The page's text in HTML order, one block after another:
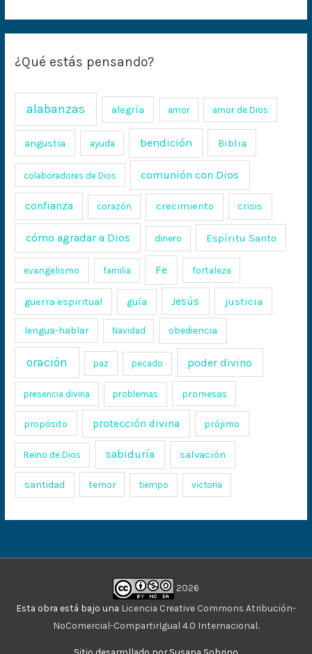
¿Qué estás pensando?
alabanzas alegría amor amor de Dios
angustia ayuda bendición Biblia
colaboradores de Dios comunión con Dios
confianza corazón crecimiento crisis
cómo agradar a Dios dinero Espíritu Santo
evangelismo familia Fe fortaleza
guerra espiritual guía Jesús justicia
lengua-hablar Navidad obediencia
oración paz pecado poder divino
presencia divina problemas promesas
propósito protección divina prójimo
Reino de Dios sabiduría salvación
santidad temor tiempo victoria
2026
Esta obra está bajo una Licencia Creative Commons Atribución-
NoComercial-CompartirIgual 4.0 Internacional.